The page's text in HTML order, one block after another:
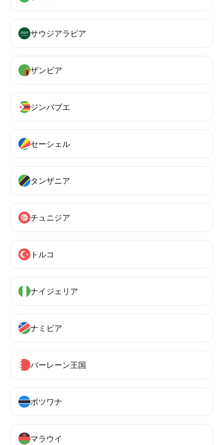
サウジアラビア
ザンビア
ジンバブエ
セーシェル
タンザニア
チュニジア
トルコ
ナイジェリア
ナミビア
バーレーン王国
ボツワナ
マラウイ